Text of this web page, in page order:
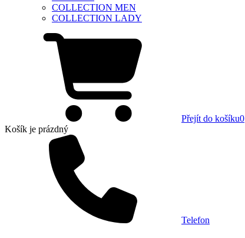
COLLECTION MEN
COLLECTION LADY
Přejít do košíku0
Košík je prázdný
Telefon